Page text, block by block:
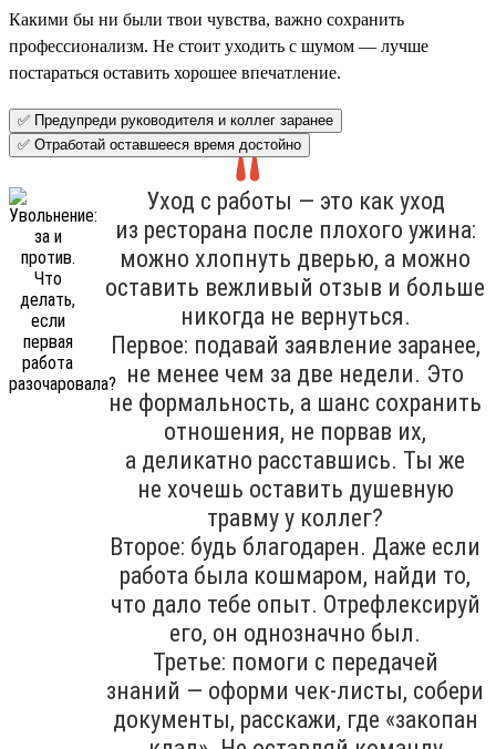
Какими бы ни были твои чувства, важно сохранить
профессионализм. Не стоит уходить с шумом — лучше
постараться оставить хорошее впечатление.
✅ Предупреди руководителя и коллег заранее
✅ Отработай оставшееся время достойно
Уход с работы — это как уход
из ресторана после плохого ужина:
можно хлопнуть дверью, а можно
оставить вежливый отзыв и больше
никогда не вернуться.
Первое: подавай заявление заранее,
не менее чем за две недели. Это
не формальность, а шанс сохранить
отношения, не порвав их,
а деликатно расставшись. Ты же
не хочешь оставить душевную
травму у коллег?
Второе: будь благодарен. Даже если
работа была кошмаром, найди то,
что дало тебе опыт. Отрефлексируй
его, он однозначно был.
Третье: помоги с передачей
знаний — оформи чек-листы, собери
документы, расскажи, где «закопан